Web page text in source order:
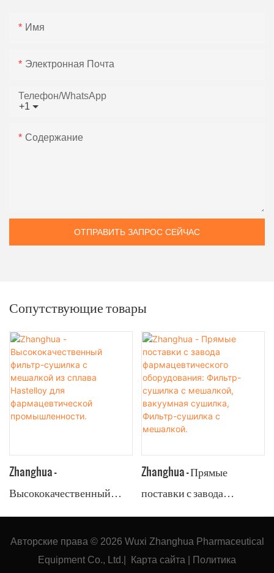
Имя
Электронная Почта
+1
Телефон/WhatsApp
Содержание
ОТПРАВИТЬ ЗАПРОС СЕЙЧАС
Сопутствующие товары
Zhanghua -
Высококачественный
фильтр-сушилка с
мешалкой из сплава
Hastelloy для
Zhanghua - Прямые
поставки с завода
фармацевтического
оборудования: Фильтр-
сушилка с мешалкой,
Авторские права © 2026 Wuxi Zhanghua Pharmaceutical
Equipment Co., Ltd.
Карта сайта Политика